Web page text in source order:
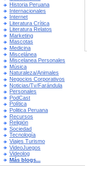
Historia Peruana
Internacionales
Internet
Literatura Crítica
Literatura Relatos
Marketing
Mascotas
Medicina
Miscelánea
Miscelanea Personales
Música
Naturaleza/Animales
Negocios Corporativos
Noticias/Tv/Farándula
Personales
PodCast
Política
Politica Peruana
Recursos
Religión
Sociedad
Tecnología
Viajes Turismo
VideoJuegos
Videolog
Más blogs...